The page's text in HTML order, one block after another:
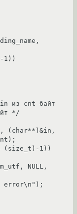
1))
in из cnt байт
*/
(char**)&in,
(size_t)-1))